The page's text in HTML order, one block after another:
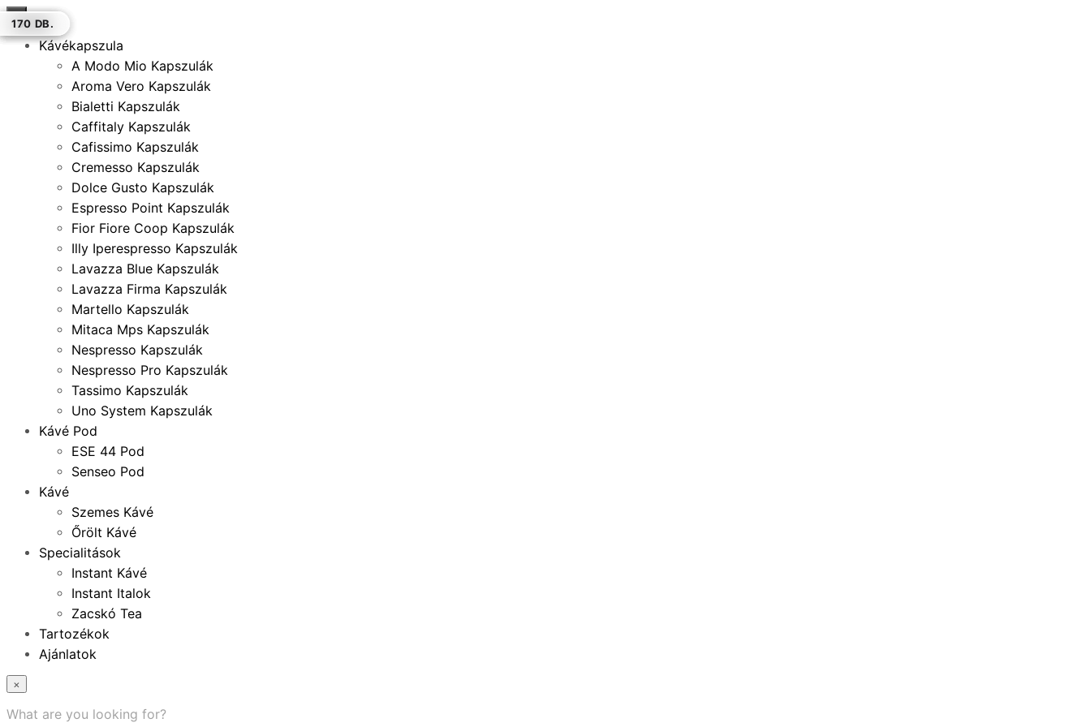
×
Kávékapszula
A Modo Mio Kapszulák
Aroma Vero Kapszulák
Bialetti Kapszulák
Caffitaly Kapszulák
Cafissimo Kapszulák
Cremesso Kapszulák
Dolce Gusto Kapszulák
Espresso Point Kapszulák
Fior Fiore Coop Kapszulák
Illy Iperespresso Kapszulák
Lavazza Blue Kapszulák
Lavazza Firma Kapszulák
Martello Kapszulák
Mitaca Mps Kapszulák
Nespresso Kapszulák
Nespresso Pro Kapszulák
Tassimo Kapszulák
Uno System Kapszulák
Kávé Pod
ESE 44 Pod
Senseo Pod
Kávé
Szemes Kávé
Őrölt Kávé
Specialitások
Instant Kávé
Instant Italok
Zacskó Tea
Tartozékok
Ajánlatok
×
What are you looking for?
50 DB.
100 DB.
50 DB.
50 DB.
150 DB.
150 DB.
170 DB.